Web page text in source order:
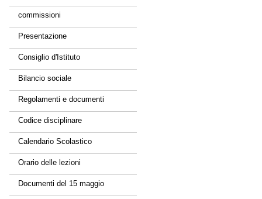
commissioni
Presentazione
Consiglio d'Istituto
Bilancio sociale
Regolamenti e documenti
Codice disciplinare
Calendario Scolastico
Orario delle lezioni
Documenti del 15 maggio